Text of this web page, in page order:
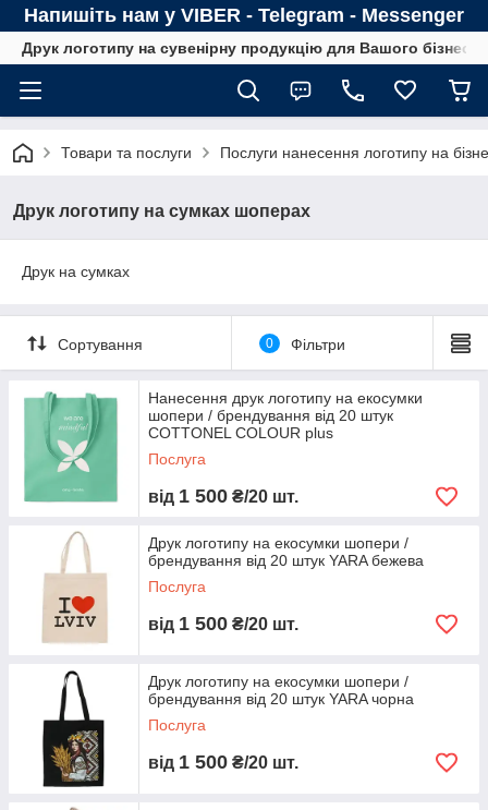
Напишіть нам у VIBER - Telegram - Messenger
Друк логотипу на сувенірну продукцію для Вашого бізнесу
Товари та послуги Послуги нанесення логотипу на
Друк логотипу на сумках шоперах
Друк на сумках
Сортування 0 Фільтри
Нанесення друк логотипу на екосумки
шопери / брендування від 20 штук
COTTONEL COLOUR plus
Послуга
від 1 500 ₴/20 шт.
Друк логотипу на екосумки шопери /
брендування від 20 штук YARA бежева
Послуга
від 1 500 ₴/20 шт.
Друк логотипу на екосумки шопери /
брендування від 20 штук YARA чорна
Послуга
від 1 500 ₴/20 шт.